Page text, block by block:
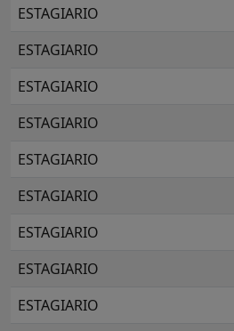
ESTAGIARIO
ESTAGIARIO
ESTAGIARIO
ESTAGIARIO
ESTAGIARIO
ESTAGIARIO
ESTAGIARIO
ESTAGIARIO
ESTAGIARIO